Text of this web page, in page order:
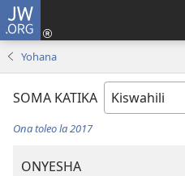
JW.ORG
Yohana
SOMA KATIKA
Ona toleo la 2017
ONYESHA